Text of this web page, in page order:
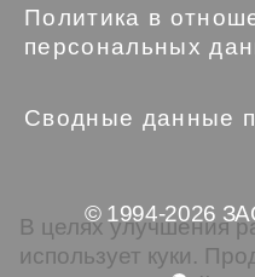
Политика в
персональных
Сводные данные
© 1994-2026
В целях улучшения
использует куки.